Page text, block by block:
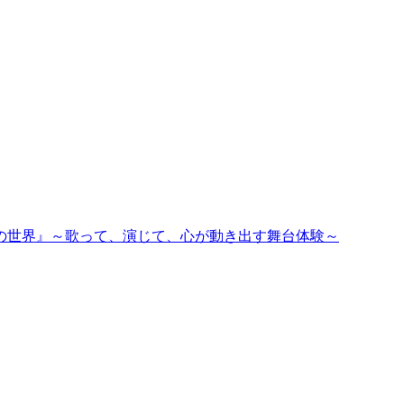
界』～歌って、演じて、心が動き出す舞台体験～